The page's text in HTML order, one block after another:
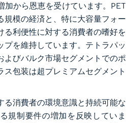
加から恩恵を受けています。PET
規模の経済と、特に大容量フォー
る利便性に対する消費者の嗜好を
プを維持しています。テトラパッ
よびバルク市場セグメントでのポ
ス包装は超プレミアムセグメント
る消費者の環境意識と持続可能な
規制要件の増加を反映していま